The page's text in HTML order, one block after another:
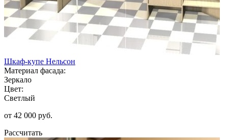
Шкаф-купе Нельсон
Материал фасада:
Зеркало
Цвет:
Светлый
от 42 000 руб.
Рассчитать